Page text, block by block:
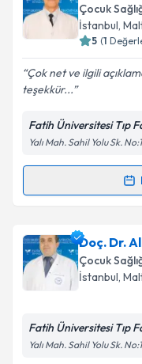
talebi oluşturun.
için bir takvim
bilgilendireceğiz.
E-posta
Kişisel
Metni'ni
kapsamda
Çocuk
İstanbul,
5 (1
Çok net ve ilgili
teşekkür...
Fatih Üniversitesi Tıp
Yalı Mah. Sahil Yolu Sk.
Randevu
Prof. Dr. Ali
oluşturun. Size bu
takvim
Doç. Dr.
Çocuk
İstanbul,
Fatih Üniversitesi Tıp
Yalı Mah. Sahil Yolu Sk.